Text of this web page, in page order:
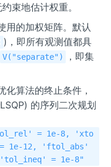
束地估计权重。
用的加权矩阵。默认
)，即所有观测值都具
V("separate")
，即集
化算法的终止条件，
的序列二次规划
= 1e-8, 'xto
1e-12, 'ftol_abs'
= 1e-8"